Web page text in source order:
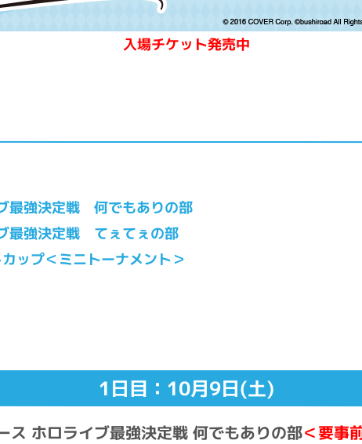
入場チケット発売中
最強決定戦 何でもありの部
最強決定戦 てぇてぇの部
ップ＜ミニトーナメント＞
1日目：10月9日(土)
ス ホロライブ最強決定戦 何でもありの部＜要事